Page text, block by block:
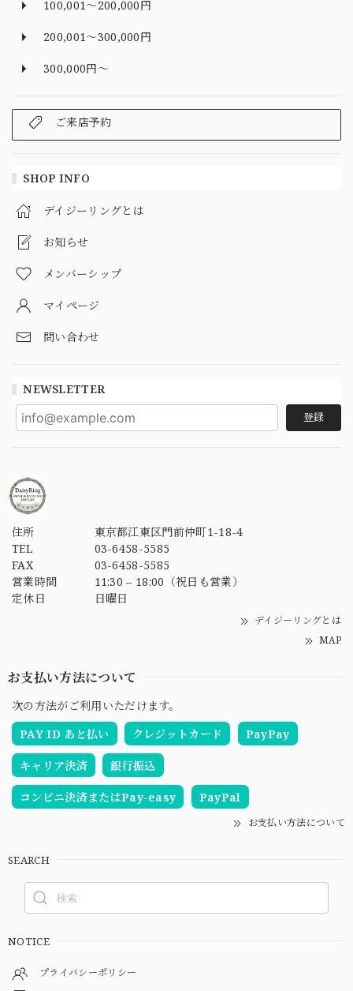
100,001～200,000円
200,001～300,000円
300,000円～
ご来店予約
SHOP INFO
デイジーリングとは
お知らせ
メンバーシップ
マイページ
問い合わせ
NEWSLETTER
登録
住所
東京都江東区門前仲町1-18-4
TEL
03-6458-5585
FAX
03-6458-5585
営業時間
11:30 – 18:00（祝日も営業）
定休日
日曜日
デイジーリングとは
MAP
お支払い方法について
次の方法がご利用いただけます。
PAY ID あと払い
クレジットカード PayPay
キャリア決済 銀行振込
コンビニ決済またはPay-easy PayPal
お支払い方法について
SEARCH
NOTICE
プライバシーポリシー